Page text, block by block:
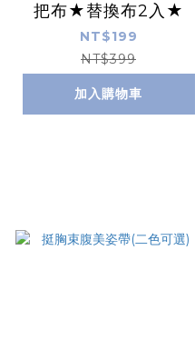
把布★替換布2入★
NT$199
NT$399
加入購物車